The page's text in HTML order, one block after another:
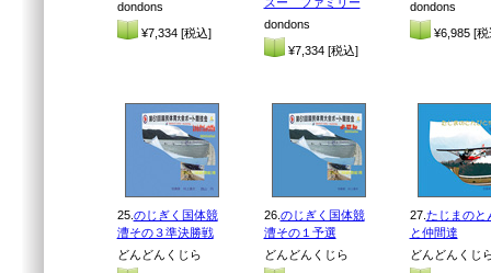
dondons
¥7,334 [税込]
dondons
¥7,334 [税込]
dondons
¥6,985 [税
25. のじぎく国体競
漕その３準決勝戦
どんどんくじら
26. のじぎく国体競
漕その１予選
どんどんくじら
27. たじまのと
と仲間達
どんどんくじ